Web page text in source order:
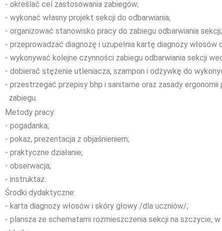
- określać cel zastosowania zabiegów;
- wykonać własny projekt sekcji do odbarwiania;
- organizować stanowisko pracy do zabiegu odbarwiania sekcji;
- przeprowadzać diagnozę i uzupełnia kartę diagnozy włosów
- wykonywać kolejne czynności zabiegu odbarwiania sekcji
- dobierać stężenie utleniacza, szampon i odżywkę do
- przestrzegać przepisy bhp i sanitarne oraz zasady
zabiegu.
Metody pracy:
- pogadanka;
- pokaz, prezentacja z objaśnieniem;
- praktyczne działanie;
- obserwacja;
- instruktaż.
Środki dydaktyczne:
- karta diagnozy włosów i skóry głowy /dla uczniów/;
- plansza ze schematami rozmieszczenia sekcji na szczycie,